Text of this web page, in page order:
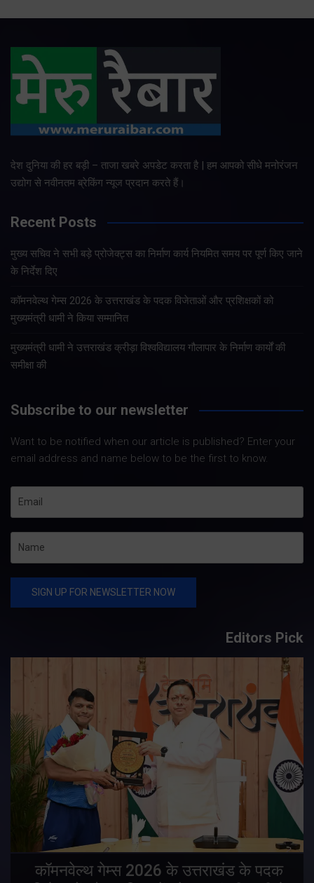
देश दुनिया की हर बड़ी – ताजा खबरे अपडेट करता है | हम आपको सीधे मनोरंजन
उद्योग से नवीनतम ब्रेकिंग न्यूज प्रदान करते हैं।
Recent Posts
मुख्य सचिव ने सभी बड़े प्रोजेक्ट्स का निर्माण कार्य नियमित समय पर पूर्ण किए जाने
के निर्देश दिए
कॉमनवेल्थ गेम्स 2026 के उत्तराखंड के पदक विजेताओं और प्रशिक्षकों को
मुख्यमंत्री धामी ने किया सम्मानित
मुख्यमंत्री धामी ने उत्तराखंड क्रीड़ा विश्वविद्यालय गौलापार के निर्माण कार्यों की
समीक्षा की
Subscribe to our newsletter
Want to be notified when our article is published? Enter your
email address and name below to be the first to know.
Editors Pick
कॉमनवेल्थ गेम्स 2026 के उत्तराखंड के पदक